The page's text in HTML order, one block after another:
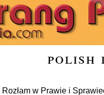
polish
w Prawie i